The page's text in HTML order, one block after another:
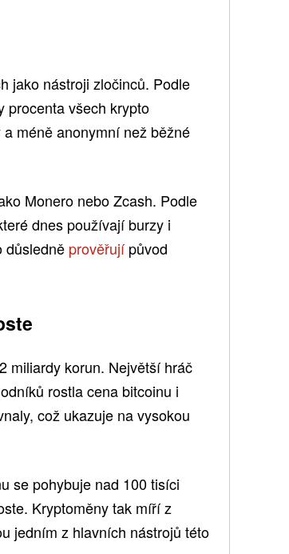
jako nástroji zločinců. Podle
procenta všech krypto
méně anonymní než běžné
Monero nebo Zcash. Podle
dnes používají burzy i
důsledně prověřujípůvod
miliardy korun. Největší hráč
rostla cena bitcoinu i
což ukazuje na vysokou
se pohybuje nad 100 tisíci
Kryptoměny tak míří z
jedním z hlavních nástrojů této